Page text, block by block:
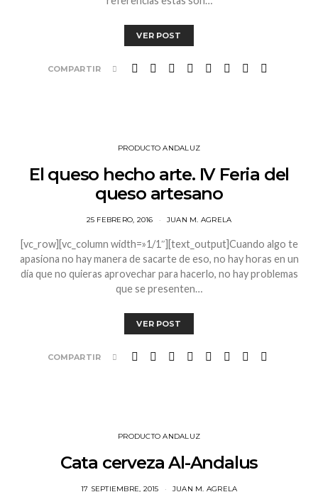
VER POST
COMPARTIR
PRODUCTO ANDALUZ
El queso hecho arte. IV Feria del
queso artesano
25 FEBRERO, 2016 JUAN M. AGRELA
[vc_row][vc_column width=»1/1″][text_output]Cuando algo te
apasiona no hay manera de sacarte de eso, no hay horas en un
día que no quieras aprovechar para hacerlo, no hay problemas
que se presenten…
VER POST
COMPARTIR
PRODUCTO ANDALUZ
Cata cerveza Al-Andalus
17 SEPTIEMBRE, 2015 JUAN M. AGRELA